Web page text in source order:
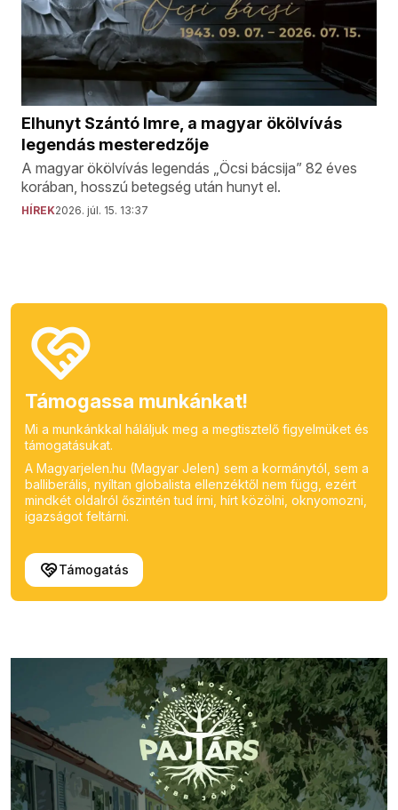
Elhunyt Szántó Imre, a magyar ökölvívás
legendás mesteredzője
A magyar ökölvívás legendás „Öcsi bácsija” 82 éves
korában, hosszú betegség után hunyt el.
HÍREK2026. júl. 15. 13:37
Támogassa munkánkat!
Mi a munkánkkal háláljuk meg a megtisztelő figyelmüket és
támogatásukat.
A Magyarjelen.hu (Magyar Jelen) sem a kormánytól, sem a
balliberális, nyíltan globalista ellenzéktől nem függ, ezért
mindkét oldalról őszintén tud írni, hírt közölni, oknyomozni,
igazságot feltárni.
Támogatás